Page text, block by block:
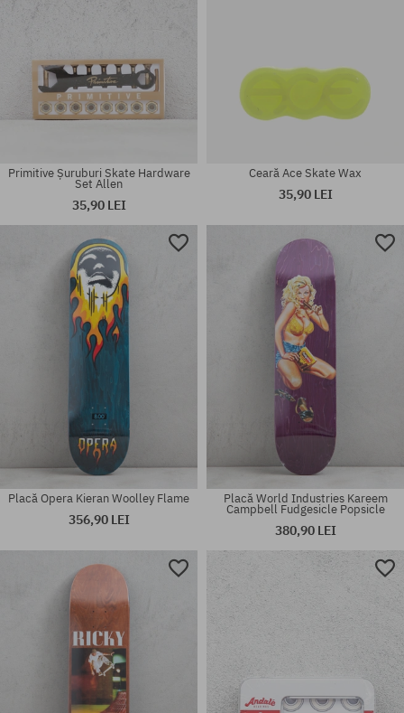
Mărimi existente:
Mărimi existente:
Mărimi existente:
Primitive Șuruburi Skate Hardware
Set Allen
35,90 LEI
mărime universală
Ceară Ace Skate Wax
35,90 LEI
Placă Opera Kieran Woolley Flame
356,90 LEI
Placă World Industries Kareem
Campbell Fudgesicle Popsicle
380,90 LEI